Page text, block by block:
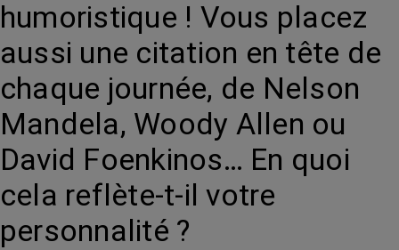
humoristique ! Vous placez
aussi une citation en tête de
chaque journée, de Nelson
Mandela, Woody Allen ou
David Foenkinos… En quoi
cela reflète-t-il votre
personnalité ?